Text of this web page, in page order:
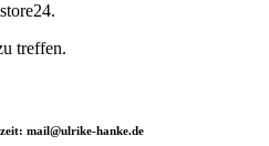
treffen.
mail@ulrike-hanke.de